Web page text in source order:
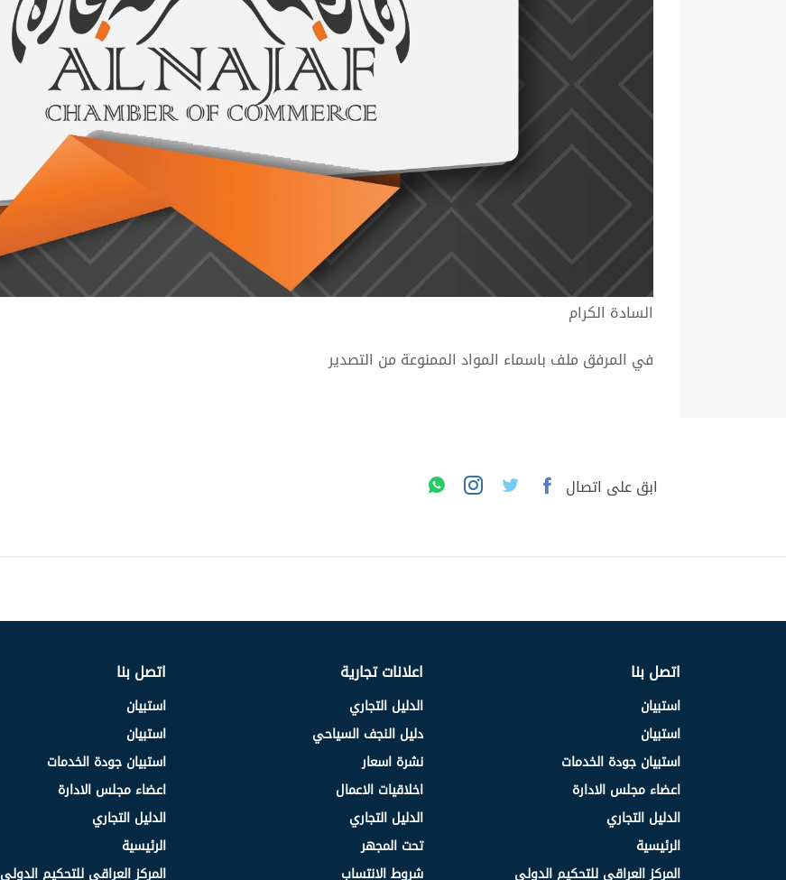
السادة الكرام
في المرفق ملف باسماء المواد الممنوعة من التصدير
ابق على اتصال
اتصل بنا
استبيان
استبيان
استبيان جودة الخدمات
اعضاء مجلس الادارة
الدليل التجاري
الرئيسية
المركز العراقي للتحكيم الدولي
اعلانات تجارية
الدليل التجاري
دليل النجف السياحي
نشرة اسعار
اخلاقيات الاعمال
الدليل التجاري
تحت المجهر
شروط الانتساب
اتصل بنا
استبيان
استبيان
استبيان جودة الخدمات
اعضاء مجلس الادارة
الدليل التجاري
الرئيسية
المركز العراقي للتحكيم الدولي